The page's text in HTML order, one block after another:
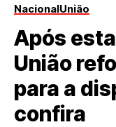
NacionalUnião
Após
União
para a
confira